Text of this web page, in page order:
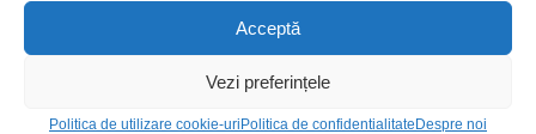
Acceptă
Vezi preferințele
Politica de utilizare cookie-uri Politica de confidentialitate Despre noi
Locatia magazinului